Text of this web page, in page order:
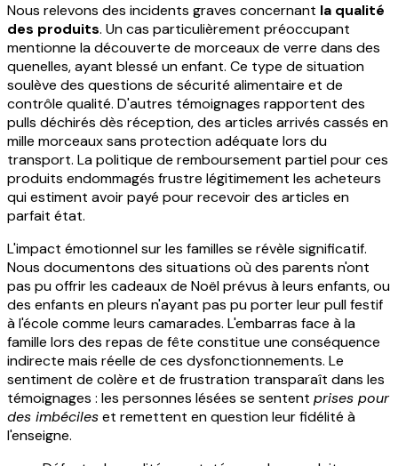
Nous relevons des incidents graves concernant la qualité
des produits. Un cas particulièrement préoccupant
mentionne la découverte de morceaux de verre dans des
quenelles, ayant blessé un enfant. Ce type de situation
soulève des questions de sécurité alimentaire et de
contrôle qualité. D'autres témoignages rapportent des
pulls déchirés dès réception, des articles arrivés cassés en
mille morceaux sans protection adéquate lors du
transport. La politique de remboursement partiel pour ces
produits endommagés frustre légitimement les acheteurs
qui estiment avoir payé pour recevoir des articles en
parfait état.
L'impact émotionnel sur les familles se révèle significatif.
Nous documentons des situations où des parents n'ont
pas pu offrir les cadeaux de Noël prévus à leurs enfants, ou
des enfants en pleurs n'ayant pas pu porter leur pull festif
à l'école comme leurs camarades. L'embarras face à la
famille lors des repas de fête constitue une conséquence
indirecte mais réelle de ces dysfonctionnements. Le
sentiment de colère et de frustration transparaît dans les
témoignages : les personnes lésées se sentent prises pour
des imbécileset remettent en question leur fidélité à
l'enseigne.